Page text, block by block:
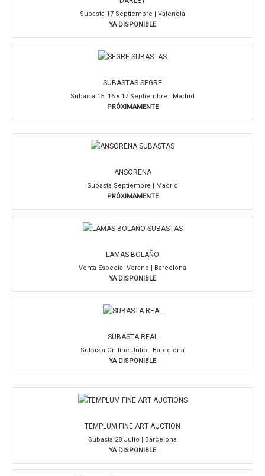
Subasta 17 Septiembre | Valencia
YA DISPONIBLE
SUBASTAS SEGRE
Subasta 15, 16 y 17 Septiembre | Madrid
PRÓXIMAMENTE
ANSORENA
Subasta Septiembre | Madrid
PRÓXIMAMENTE
LAMAS BOLAÑO
Venta Especial Verano | Barcelona
YA DISPONIBLE
SUBASTA REAL
Subasta On-line Julio | Barcelona
YA DISPONIBLE
TEMPLUM FINE ART AUCTION
Subasta 28 Julio | Barcelona
YA DISPONIBLE